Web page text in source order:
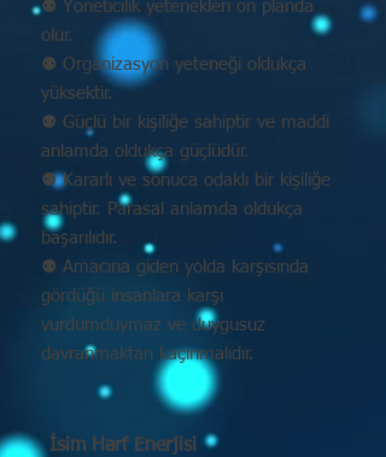
⚉ Yöneticilik yetenekleri ön planda
olur.
⚉ Organizasyon yeteneği oldukça
yüksektir.
⚉ Güçlü bir kişiliğe sahiptir ve maddi
anlamda oldukça güçlüdür.
⚉ Kararlı ve sonuca odaklı bir kişiliğe
sahiptir. Parasal anlamda oldukça
başarılıdır.
⚉ Amacına giden yolda karşısında
gördüğü insanlara karşı
vurdumduymaz ve duygusuz
davranmaktan kaçınmalıdır.
İsim Harf Enerjisi